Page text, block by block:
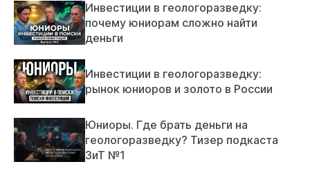
Инвестиции в геологоразведку:
почему юниорам сложно найти
деньги
Инвестиции в геологоразведку:
рынок юниоров и золото в России
Юниоры. Где брать деньги на
геологоразведку? Тизер подкаста
ЗиТ №1